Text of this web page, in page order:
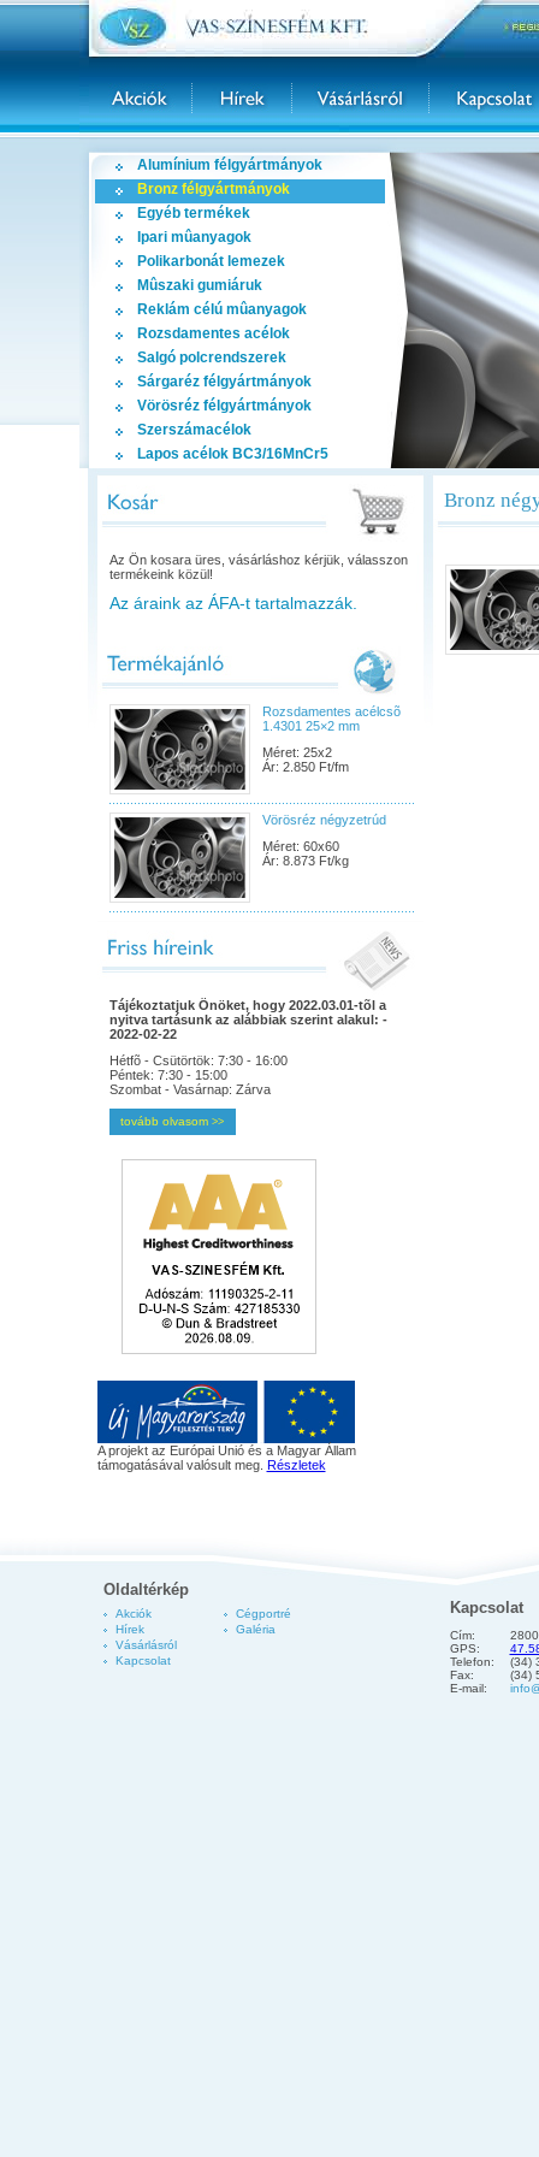
Alumínium félgyártmányok
Bronz félgyártmányok
Egyéb termékek
Ipari mûanyagok
Polikarbonát lemezek
Mûszaki gumiáruk
Reklám célú mûanyagok
Rozsdamentes acélok
Salgó polcrendszerek
Sárgaréz félgyártmányok
Vörösréz félgyártmányok
Szerszámacélok
Lapos acélok BC3/16MnCr5
Az Ön kosara üres, vásárláshoz kérjük, válasszon
termékeink közül!
Az áraink az ÁFA-t tartalmazzák.
Rozsdamentes acélcsõ
1.4301 25×2 mm
Méret: 25x2
Ár: 2.850 Ft/fm
Vörösréz négyzetrúd
Méret: 60x60
Ár: 8.873 Ft/kg
Tájékoztatjuk Önöket, hogy 2022.03.01-tõl a
nyitva tartásunk az alábbiak szerint alakul: -
2022-02-22
Hétfõ - Csütörtök: 7:30 - 16:00
Péntek: 7:30 - 15:00
Szombat - Vasárnap: Zárva
tovább olvasom >>
A projekt az Európai Unió és a Magyar Állam
támogatásával valósult meg. Részletek
Bronz
Oldaltérkép
Akciók
Hírek
Vásárlásról
Kapcsolat
Cégportré
Galéria
Kapcsolat
Cím:
GPS:
Telefon:
(34)
Fax:
(34)
E-mail: